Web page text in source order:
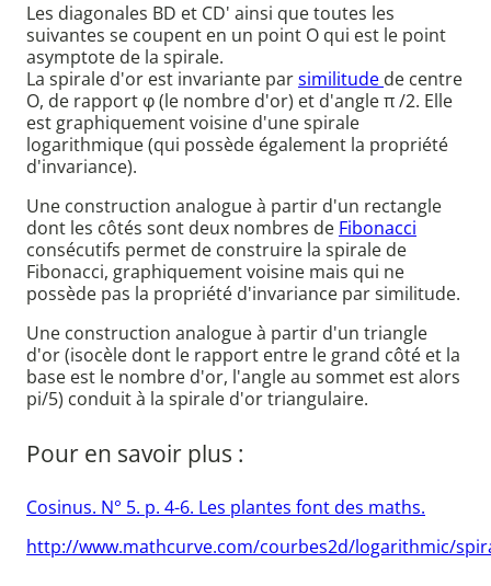
Les diagonales BD et CD' ainsi que toutes les
suivantes se coupent en un point O qui est le point
asymptote de la spirale.
La spirale d'or est invariante parsimilitude de centre
O, de rapport φ (le nombre d'or) et d'angle π /2. Elle
est graphiquement voisine d'une spirale
logarithmique (qui possède également la propriété
d'invariance).
Une construction analogue à partir d'un rectangle
dont les côtés sont deux nombres de Fibonacci
consécutifs permet de construire la spirale de
Fibonacci, graphiquement voisine mais qui ne
possède pas la propriété d'invariance par similitude.
Une construction analogue à partir d'un triangle
d'or (isocèle dont le rapport entre le grand côté et la
base est le nombre d'or, l'angle au sommet est alors
pi/5) conduit à la spirale d'or triangulaire.
Pour en savoir plus :
Cosinus. N° 5. p. 4-6. Les plantes font des maths.
http://www.mathcurve.com/courbes2d/logarithmic/